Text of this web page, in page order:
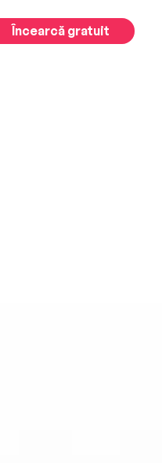
Încearcă gratuit